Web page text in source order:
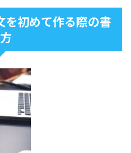
を初めて作る際の書